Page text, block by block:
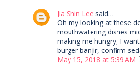
Jia Shin Lee said…
Oh my looking at these
mouthwatering dishes
making me hungry, I
burger banjir, confirm
May 15, 2018 at 5:39 AM